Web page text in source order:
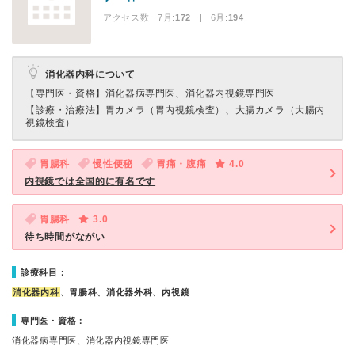
アクセス数 7月:172 | 6月:194
消化器内科について
【専門医・資格】 消化器病専門医、消化器内視鏡専門医
【診療・治療法】 胃カメラ（胃内視鏡検査）、大腸カメラ（大腸内
視鏡検査）
胃腸科 慢性便秘 胃痛・腹痛
4.0
内視鏡では全国的に有名です
胃腸科
3.0
待ち時間がながい
診療科目：
消化器内科 、胃腸科、消化器外科、内視鏡
専門医・資格：
消化器病専門医、消化器内視鏡専門医